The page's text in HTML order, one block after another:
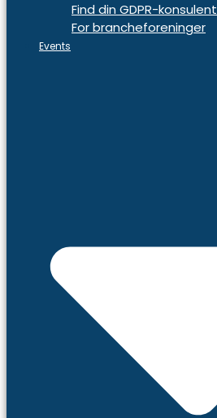
Find din GDPR-konsulent
For brancheforeninger
Events